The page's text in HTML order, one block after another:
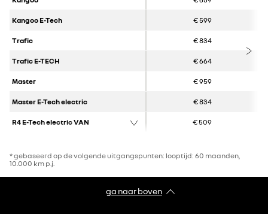
Kangoo E-Tech € 599
Trafic € 834
Trafic E-TECH € 664
Master € 959
Master E-Tech electric € 834
R4 E-Tech electric VAN € 509
* gebaseerd op de volgende uitgangspunten: looptijd: 60 maanden,
10.000 km p.j.
ga naar boven